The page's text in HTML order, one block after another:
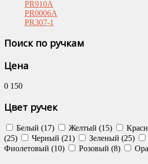
PR910A
PR0006A
PR307-1
Поиск по ручкам
Цена
0 150
Цвет ручек
Белый (17) Желтый (15)
(25)
Черный (21) Зеленый (25)
Фиолетовый (10)
Розовый (8)